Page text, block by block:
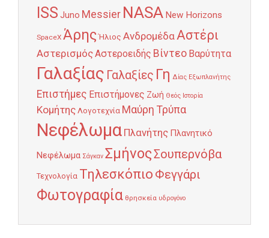
ISS Juno Messier NASA New Horizons
SpaceX Άρης Ήλιος ΑνδρομέδαΑστέρι
ΑστερισμόςΑστεροειδής Βίντεο Βαρύτητα
Γαλαξίας Γαλαξίες Γη Δίας Εξωπλανήτης
Επιστήμες Επιστήμονες Ζωή Θεός Ιστορία
Κομήτης Λογοτεχνία Μαύρη Τρύπα
Νεφέλωμα Πλανήτης Πλανητικό
Νεφέλωμα Σάγκαν ΣμήνοςΣουπερνόβα
Τεχνολογία Τηλεσκόπιο Φεγγάρι
Φωτογραφία θρησκεία υδρογόνο